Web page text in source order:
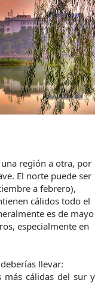
región a otra, por
El norte puede ser
a febrero),
cálidos todo el
es de mayo
especialmente en
llevar:
más cálidas del sur y